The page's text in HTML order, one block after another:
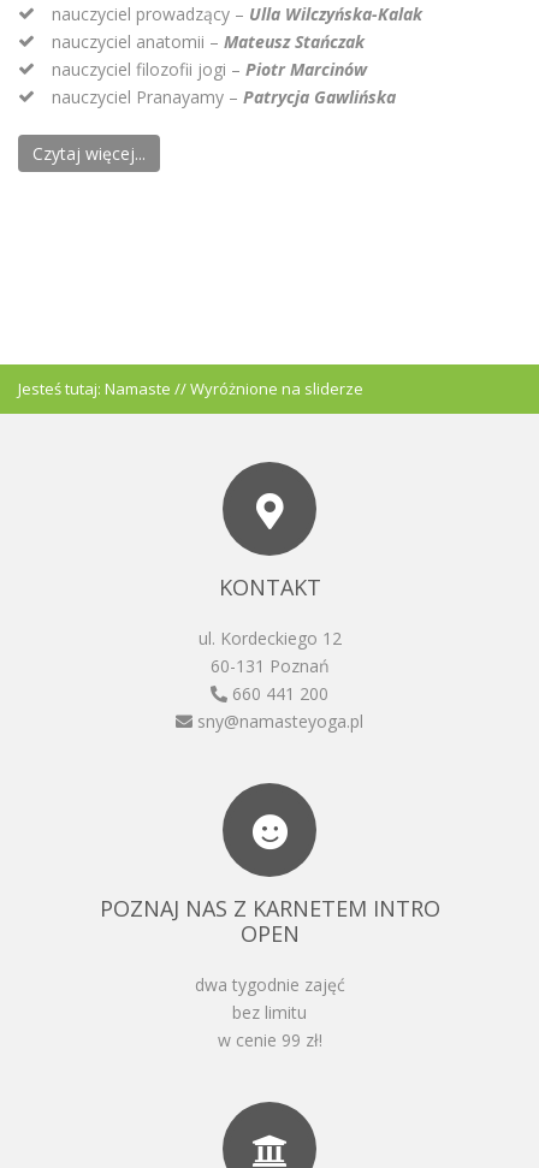
nauczyciel prowadzący – Ulla Wilczyńska-Kalak
nauczyciel anatomii – Mateusz Stańczak
nauczyciel filozofii jogi – Piotr Marcinów
nauczyciel Pranayamy – Patrycja Gawlińska
Czytaj więcej...
Jesteś tutaj: Namaste //Wyróżnione na sliderze
KONTAKT
ul. Kordeckiego 12
60-131 Poznań
660 441 200
sny@namasteyoga.pl
POZNAJ NAS Z KARNETEM INTRO
OPEN
dwa tygodnie zajęć
bez limitu
w cenie 99 zł!